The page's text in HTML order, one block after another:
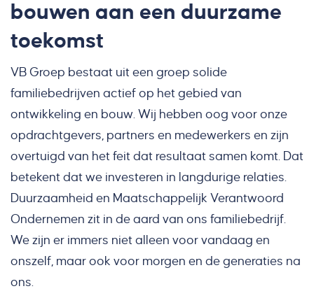
bouwen aan een duurzame
toekomst
VB Groep bestaat uit een groep solide
familiebedrijven actief op het gebied van
ontwikkeling en bouw. Wij hebben oog voor onze
opdrachtgevers, partners en medewerkers en zijn
overtuigd van het feit dat resultaat samen komt. Dat
betekent dat we investeren in langdurige relaties.
Duurzaamheid en Maatschappelijk Verantwoord
Ondernemen zit in de aard van ons familiebedrijf.
We zijn er immers niet alleen voor vandaag en
onszelf, maar ook voor morgen en de generaties na
ons.